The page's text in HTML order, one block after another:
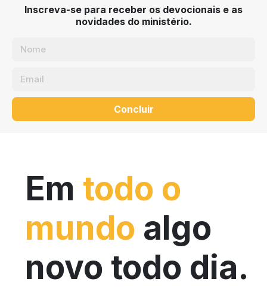
Inscreva-se para receber os devocionais e as
novidades do ministério.
Concluir
Em todo o
mundo algo
novo todo dia.